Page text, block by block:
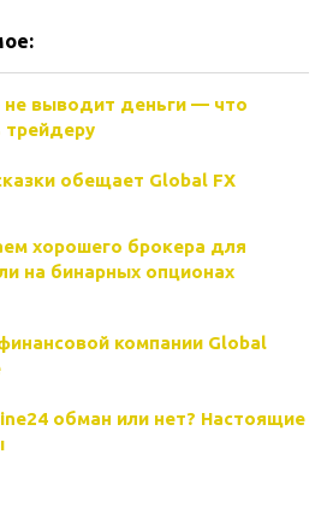
не выводит деньги — что
трейдеру
обещает Global FX
хорошего брокера для
на бинарных опционах
компании Global
обман или нет? Настоящие